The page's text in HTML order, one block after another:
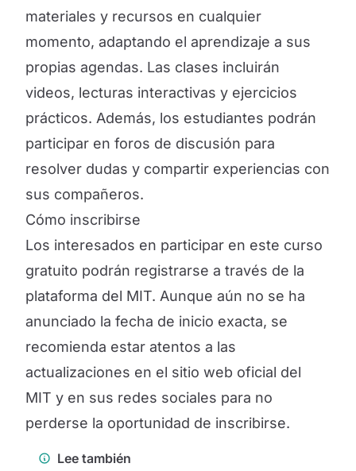
materiales y recursos en cualquier
momento, adaptando el aprendizaje a sus
propias agendas. Las clases incluirán
videos, lecturas interactivas y ejercicios
prácticos. Además, los estudiantes podrán
participar en foros de discusión para
resolver dudas y compartir experiencias con
sus compañeros.
Cómo inscribirse
Los interesados en participar en este curso
gratuito podrán registrarse a través de la
plataforma del MIT. Aunque aún no se ha
anunciado la fecha de inicio exacta, se
recomienda estar atentos a las
actualizaciones en el sitio web oficial del
MIT y en sus redes sociales para no
perderse la oportunidad de inscribirse.
Lee también